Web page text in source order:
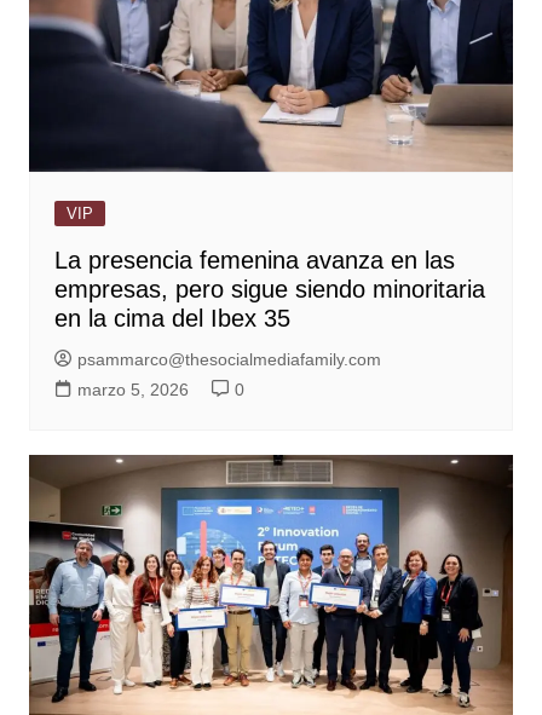
VIP
La presencia femenina avanza en las
empresas, pero sigue siendo minoritaria
en la cima del Ibex 35
psammarco@thesocialmediafamily.com
marzo 5, 2026
0